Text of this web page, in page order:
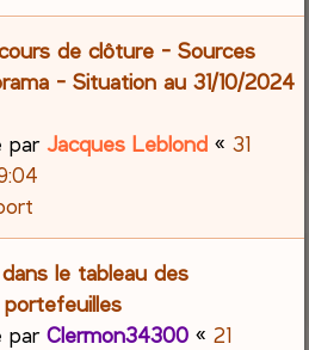
de clôture - Sources
- Situation au 31/10/2024
parJacques Leblond «31
le tableau des
parClermon34300 «21